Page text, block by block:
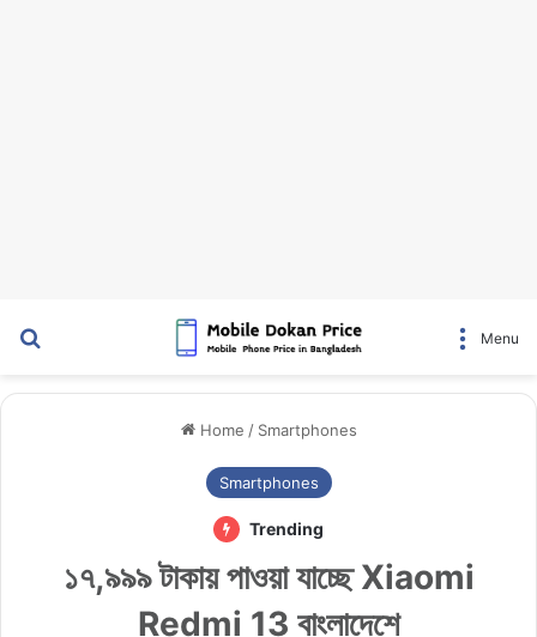
Menu
Home / Smartphones
Smartphones
Trending
১৭,৯৯৯ টাকায় পাওয়া যাচ্ছে Xiaomi
Redmi 13 বাংলাদেশে